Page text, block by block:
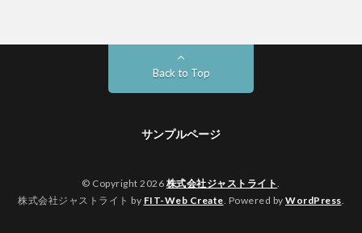
Back to Top
サンプルページ
© Copyright 2026 株式会社ジャストライト.
株式会社ジャストライト by FIT-Web Create. Powered by WordPress.